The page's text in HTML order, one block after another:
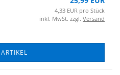
4,33 EUR pro Stück
inkl. MwSt. zzgl. Versand